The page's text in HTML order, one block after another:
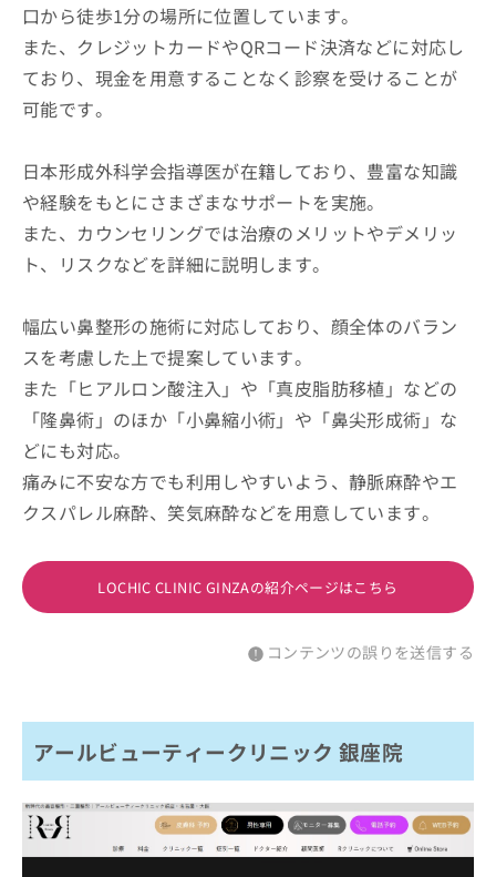
口から徒歩1分の場所に位置しています。
また、クレジットカードやQRコード決済などに対応し
ており、現金を用意することなく診察を受けることが
可能です。
日本形成外科学会指導医が在籍しており、豊富な知識
や経験をもとにさまざまなサポートを実施。
また、カウンセリングでは治療のメリットやデメリッ
ト、リスクなどを詳細に説明します。
幅広い鼻整形の施術に対応しており、顔全体のバラン
スを考慮した上で提案しています。
また「ヒアルロン酸注入」や「真皮脂肪移植」などの
「隆鼻術」のほか「小鼻縮小術」や「鼻尖形成術」な
どにも対応。
痛みに不安な方でも利用しやすいよう、静脈麻酔やエ
クスパレル麻酔、笑気麻酔などを用意しています。
LOCHIC CLINIC GINZAの紹介ページはこちら
コンテンツの誤りを送信する
アールビューティークリニック 銀座院